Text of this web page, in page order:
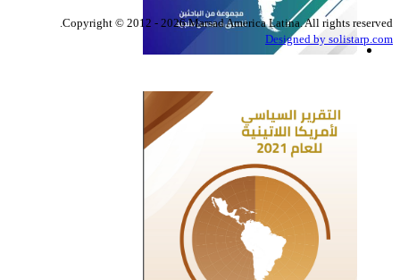
Copyright © 2012 - 2026 Marsad America Latina. All rights reserved.
Designed by solistarp.com